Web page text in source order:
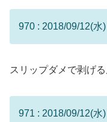
970 : 2018/09/12(水
スリップダメで剥げ
971 : 2018/09/12(水